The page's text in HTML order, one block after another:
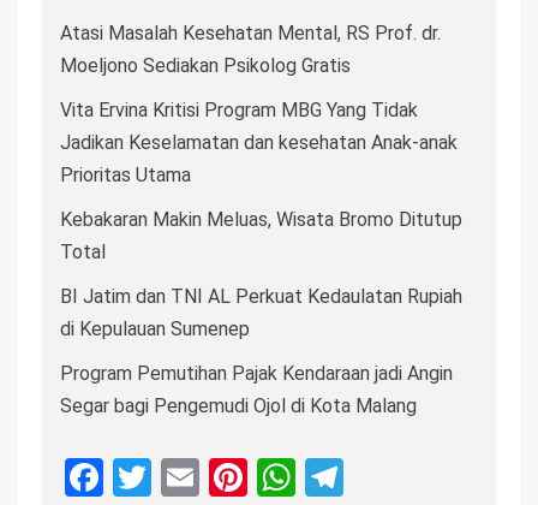
Atasi Masalah Kesehatan Mental, RS Prof. dr.
Moeljono Sediakan Psikolog Gratis
Vita Ervina Kritisi Program MBG Yang Tidak
Jadikan Keselamatan dan kesehatan Anak-anak
Prioritas Utama
Kebakaran Makin Meluas, Wisata Bromo Ditutup
Total
BI Jatim dan TNI AL Perkuat Kedaulatan Rupiah
di Kepulauan Sumenep
Program Pemutihan Pajak Kendaraan jadi Angin
Segar bagi Pengemudi Ojol di Kota Malang
Facebook
Twitter
EmailPinterest
WhatsApp